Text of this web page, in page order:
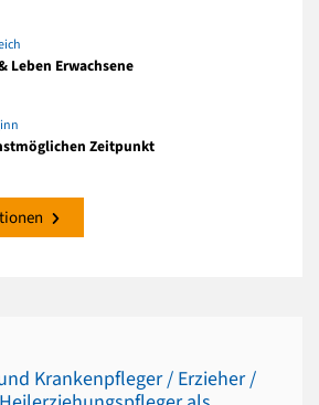
Leben Erwachsene
Zeitpunkt
Krankenpfleger / Erzieher /